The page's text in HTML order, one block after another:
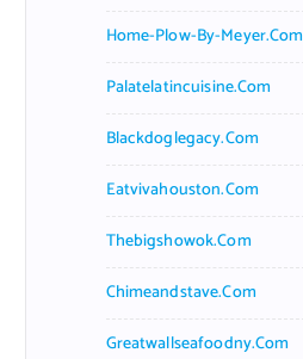
Home-Plow-By-Meyer.com
Palatelatincuisine.com
Blackdoglegacy.com
Eatvivahouston.com
Thebigshowok.com
Chimeandstave.com
Greatwallseafoodny.com